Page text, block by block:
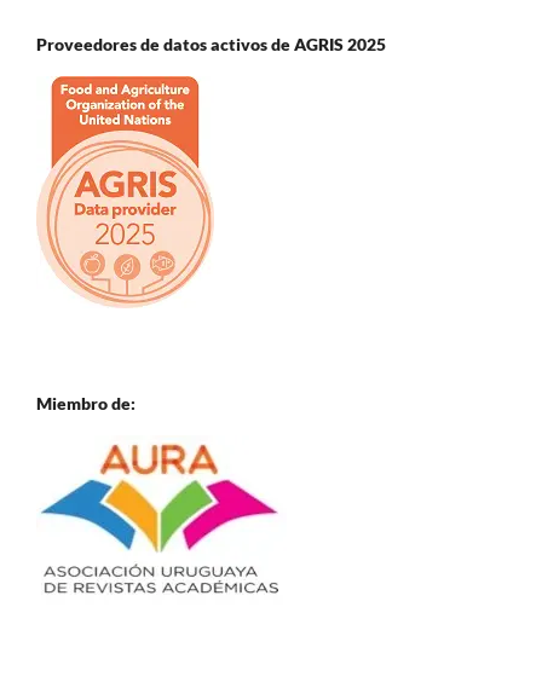
Proveedores de datos activos de AGRIS 2025
Miembro de: